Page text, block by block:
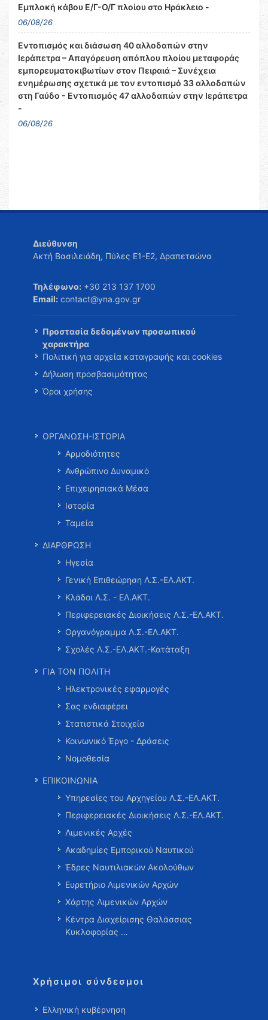
Εμπλοκή κάβου Ε/Γ-Ο/Γ πλοίου στο Ηράκλειο -
06/08/26
Εντοπισμός και διάσωση 40 αλλοδαπών στην
Ιεράπετρα – Απαγόρευση απόπλου πλοίου μεταφοράς
εμπορευματοκιβωτίων στον Πειραιά – Συνέχεια
ενημέρωσης σχετικά με τον εντοπισμό 33 αλλοδαπών
στη Γαύδο - Εντοπισμός 47 αλλοδαπών στην Ιεράπετρα
-
06/08/26
Διεύθυνση
Ακτή Βασιλειάδη, Πύλες Ε1-Ε2, Δραπετσώνα
Τηλέφωνο: +30 213 137 1700
Email: contact@yna.gov.gr
Προστασία δεδομένων προσωπικού
χαρακτήρα
Πολιτική για αρχεία καταγραφής και cookies
Δήλωση προσβασιμότητας
Όροι χρήσης
ΟΡΓΑΝΩΣΗ-ΙΣΤΟΡΙΑ
Αρμοδιότητες
Ανθρώπινο Δυναμικό
Επιχειρησιακά Μέσα
Ιστορία
Ταμεία
ΔΙΑΡΘΡΩΣΗ
Ηγεσία
Γενική Επιθεώρηση Λ.Σ.-ΕΛ.ΑΚΤ.
Κλάδοι Λ.Σ. - ΕΛ.ΑΚΤ.
Περιφερειακές Διοικήσεις Λ.Σ.-ΕΛ.ΑΚΤ.
Οργανόγραμμα Λ.Σ.-ΕΛ.ΑΚΤ.
Σχολές Λ.Σ.-ΕΛ.ΑΚΤ.-Κατάταξη
ΓΙΑ ΤΟΝ ΠΟΛΙΤΗ
Ηλεκτρονικές εφαρμογές
Σας ενδιαφέρει
Στατιστικά Στοιχεία
Κοινωνικό Έργο - Δράσεις
Νομοθεσία
ΕΠΙΚΟΙΝΩΝΙΑ
Υπηρεσίες του Αρχηγείου Λ.Σ.-ΕΛ.ΑΚΤ.
Περιφερειακές Διοικήσεις Λ.Σ.-ΕΛ.ΑΚΤ.
Λιμενικές Αρχές
Ακαδημίες Εμπορικού Ναυτικού
Έδρες Ναυτιλιακών Ακολούθων
Ευρετήριο Λιμενικών Αρχών
Χάρτης Λιμενικών Αρχών
Κέντρα Διαχείρισης Θαλάσσιας
Κυκλοφορίας …
Χρήσιμοι σύνδεσμοι
Ελληνική κυβέρνηση